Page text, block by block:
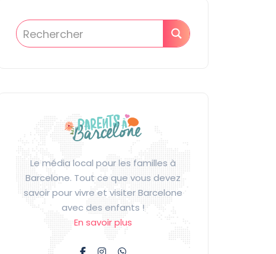
Le média local pour les familles à
Barcelone. Tout ce que vous devez
savoir pour vivre et visiter Barcelone
avec des enfants !
En savoir plus